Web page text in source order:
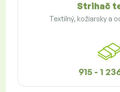
Strihač
Textilný, kožiarsky a
915 - 1